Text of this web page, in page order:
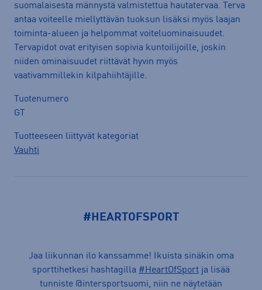
suomalaisesta männystä valmistettua hautatervaa. Terva
antaa voiteelle miellyttävän tuoksun lisäksi myös laajan
toiminta-alueen ja helpommat voiteluominaisuudet.
Tervapidot ovat erityisen sopivia kuntoilijoille, joskin
niiden ominaisuudet riittävät hyvin myös
vaativammillekin kilpahiihtäjille.
Tuotenumero
GT
Tuotteeseen liittyvät kategoriat
Vauhti
#HEARTOFSPORT
Jaa liikunnan ilo kanssamme! Ikuista sinäkin oma
sporttihetkesi hashtagilla #HeartOfSport ja lisää
tunniste @intersportsuomi, niin ne näytetään